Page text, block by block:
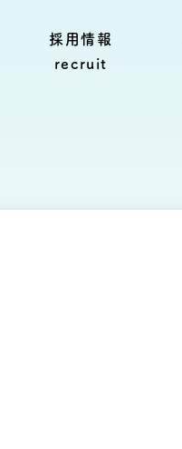
採用情報
recruit